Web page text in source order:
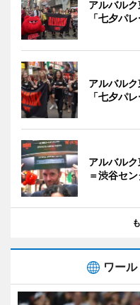
アルバル
「七夕パレ
アルバル
「七夕パレ
アルバル
＝渋谷セ
ワー